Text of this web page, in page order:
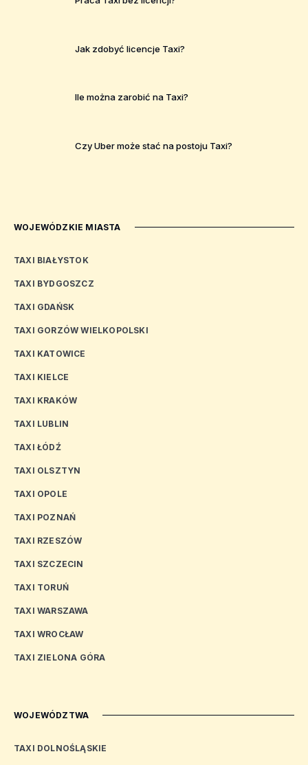
Jak zdobyć licencje Taxi?
Ile można zarobić na Taxi?
Czy Uber może stać na postoju Taxi?
WOJEWÓDZKIE MIASTA
TAXI BIAŁYSTOK
TAXI BYDGOSZCZ
TAXI GDAŃSK
TAXI GORZÓW WIELKOPOLSKI
TAXI KATOWICE
TAXI KIELCE
TAXI KRAKÓW
TAXI LUBLIN
TAXI ŁÓDŹ
TAXI OLSZTYN
TAXI OPOLE
TAXI POZNAŃ
TAXI RZESZÓW
TAXI SZCZECIN
TAXI TORUŃ
TAXI WARSZAWA
TAXI WROCŁAW
TAXI ZIELONA GÓRA
WOJEWÓDZTWA
TAXI DOLNOŚLĄSKIE